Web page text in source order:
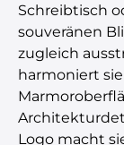
Schreibtisch
souveränen
zugleich
harmoniert
Logo macht